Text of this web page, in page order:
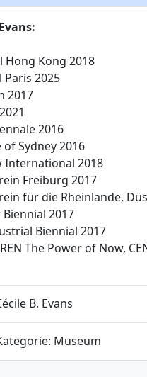
Hong Kong 2018
Paris 2025
2017
2016
of Sydney 2016
International 2018
Freiburg 2017
für die Rheinlande,
2017
Biennial 2017
The Power of Now,
B. Evans
Museum